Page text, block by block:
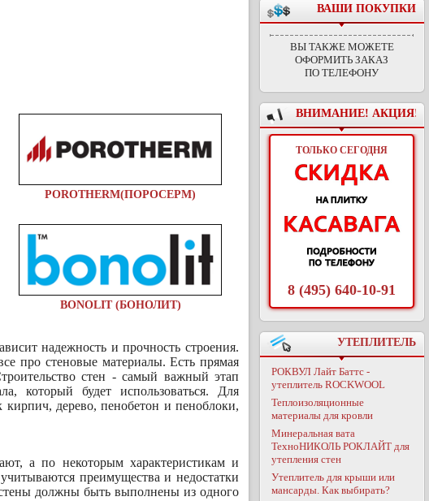
POROTHERM(ПОРОСЕРМ)
BONOLIT (БОНОЛИТ)
надежность и прочность строения.
про стеновые материалы. Есть прямая
стен - самый важный этап
который будет использоваться. Для
кирпич, дерево, пенобетон и пеноблоки,
а по некоторым характеристикам и
преимущества и недостатки
стены должны быть выполнены из одного
ВАШИ ПОКУПКИ
ВЫ ТАКЖЕ МОЖЕТЕ
ОФОРМИТЬ ЗАКАЗ
ПО ТЕЛЕФОНУ
ВНИМАНИЕ! АКЦИЯ!
ТОЛЬКО СЕГОДНЯ
8 (495) 640-10-91
УТЕПЛИТЕЛЬ
РОКВУЛ Лайт Баттс -
утеплитель ROCKWOOL
Теплоизоляционные
материалы для кровли
Минеральная вата
ТехноНИКОЛЬ РОКЛАЙТ для
утепления стен
Утеплитель для крыши или
мансарды. Как выбирать?